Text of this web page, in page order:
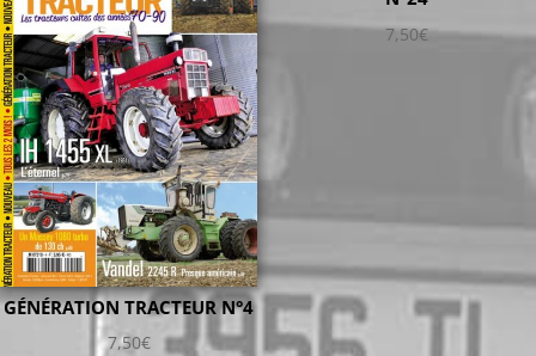
GÉNÉRATION TRACTEUR N°4
7,50€
7,50€